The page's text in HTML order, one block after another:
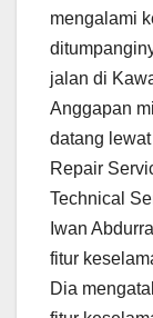
mengalami
jalan di
Anggapan
datang
Repair
Technical
Iwan
fitur
Dia